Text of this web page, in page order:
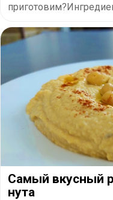
Самый вкусный
нута